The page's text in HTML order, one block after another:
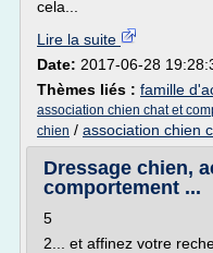
cela...
Lire la suite
Date: 2017-06-28
Thèmes liés : famille
association chien chat et
chien / association chien
Dressage chien,
comportement ...
5
2... et affinez votre